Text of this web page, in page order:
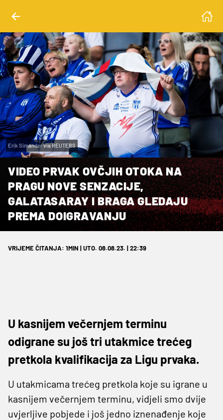
Erik Simander via REUTERS
VIDEO PRVAK OVČJIH OTOKA NA
PRAGU NOVE SENZACIJE,
GALATASARAY I BRAGA GLEDAJU
PREMA DOIGRAVANJU
VRIJEME ČITANJA: 1MIN | UTO. 08.08.23. | 22:39
U kasnijem večernjem terminu
odigrane su još tri utakmice trećeg
pretkola kvalifikacija za Ligu prvaka.
U utakmicama trećeg pretkola koje su igrane u
kasnijem večernjem terminu, vidjeli smo dvije
uvjerljive pobjede i još jedno iznenađenje koje